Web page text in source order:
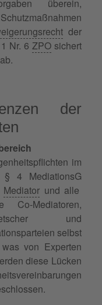
überein,
der
Nr. 6 ZPO sichert
der
im
§ 4 MediationsG
Mediatorund alle
Co-Mediatoren,
und
selbst
von Experten
diese Lücken